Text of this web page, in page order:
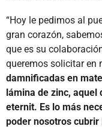
“Hoy le pedimos al
gran corazón,
que es su
queremos solicitar en
damnificadas en
lámina de zinc, aquel
eternit. Es lo más
poder nosotros